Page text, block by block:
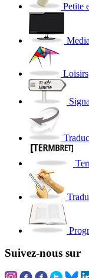
Petite
Media
Loisirs
Suivez-nous sur